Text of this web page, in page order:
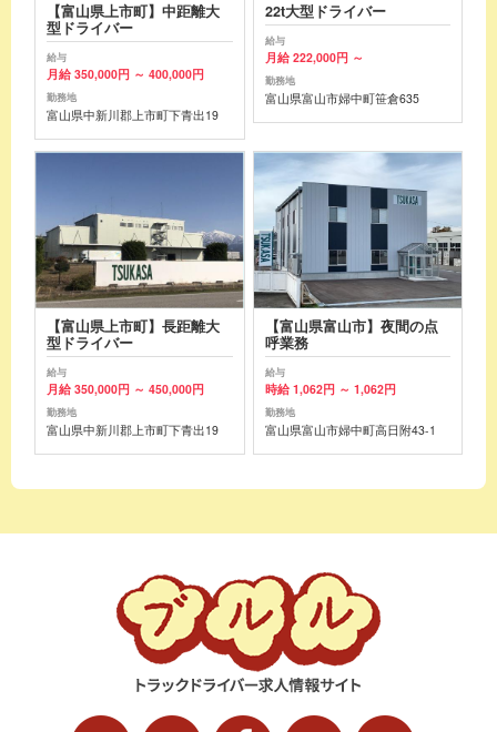
【富山県上市町】中距離大
型ドライバー
給与
月給 350,000円 ～ 400,000円
勤務地
富山県中新川郡上市町下青出19
22t大型ドライバー
給与
月給 222,000円 ～
勤務地
富山県富山市婦中町笹倉635
【富山県上市町】長距離大
型ドライバー
給与
月給 350,000円 ～ 450,000円
勤務地
富山県中新川郡上市町下青出19
【富山県富山市】夜間の点
呼業務
給与
時給 1,062円 ～ 1,062円
勤務地
富山県富山市婦中町高日附43-1